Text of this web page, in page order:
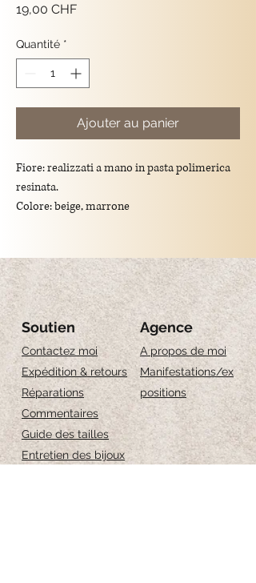
19,00 CHFPrix
Quantité *
Ajouter au panier
Fiore: realizzati a mano in pasta polimerica
resinata.
Colore: beige, marrone
Compreso: 2 x fiore (senza creole)
!! essendo realizzati a mano, sono pezzi unici,
le forme e i disegni possono leggermente
variare.
Soutien
Contactez moi
Expédition & retours
Réparations
Commentaires
Guide des tailles
Entretien des bijoux
Agence
A propos de moi
Manifestations/ex
positions